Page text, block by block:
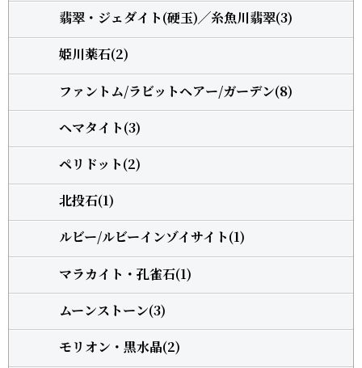
翡翠・ジェダイト(硬玉)╱糸魚川翡翠(3)
姫川薬石(2)
ファントム/ラビットヘアー/ガーデン(8)
ヘマタイト(3)
ペリドット(2)
北投石(1)
ルビー/ルビーインゾイサイト(1)
マラカイト・孔雀石(1)
ムーンストーン(3)
モリオン・黒水晶(2)